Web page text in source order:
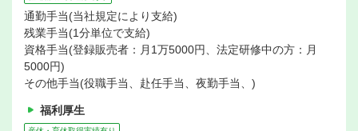
通勤手当(当社規定により支給)
残業手当(1分単位で支給)
資格手当(登録販売者：月1万5000円、法定研修中の方：月
5000円)
その他手当(役職手当、赴任手当、夜勤手当、)
福利厚生